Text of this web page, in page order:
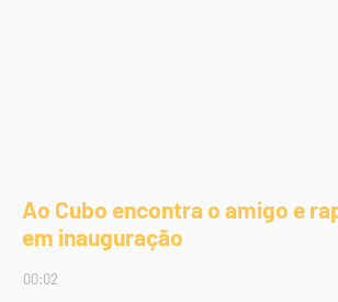
Ao Cubo encontra o amigo e
em inauguração
00:02